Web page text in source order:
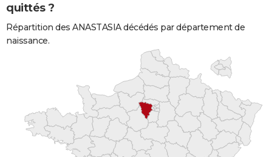
quittés ?
Répartition des ANASTASIA décédés par département de
naissance.